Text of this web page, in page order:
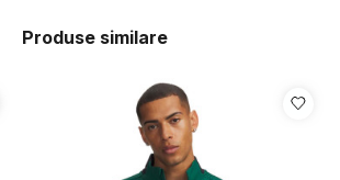
Produse similare